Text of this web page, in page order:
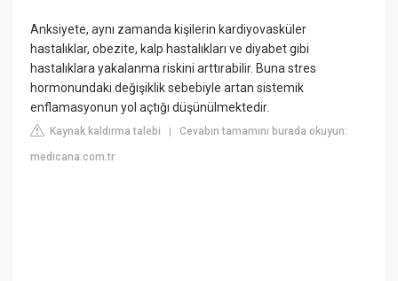
Anksiyete, aynı zamanda kişilerin kardiyovasküler
hastalıklar, obezite, kalp hastalıkları ve diyabet gibi
hastalıklara yakalanma riskini arttırabilir. Buna stres
hormonundaki değişiklik sebebiyle artan sistemik
enflamasyonun yol açtığı düşünülmektedir.
Kaynak kaldırma talebi |Cevabın tamamını burada okuyun:
medicana.com.tr